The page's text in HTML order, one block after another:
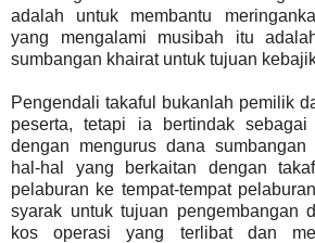
adalah untuk membantu
yang mengalami musibah itu
sumbangan khairat untuk tujuan
Pengendali takaful bukanlah pemilik
peserta, tetapi ia bertindak sebagai
dengan mengurus dana
hal-hal yang berkaitan dengan
pelaburan ke tempat-tempat
syarak untuk tujuan pengembangan
kos operasi yang terlibat dan